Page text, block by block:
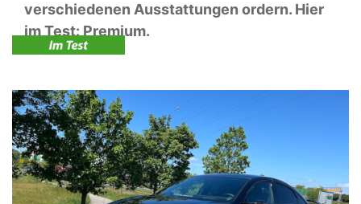
verschiedenen Ausstattungen ordern. Hier
im Test: Premium.